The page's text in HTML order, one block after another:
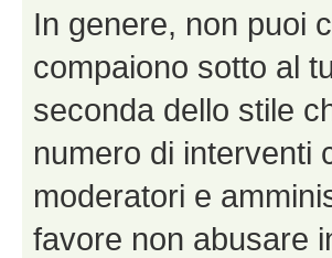
In genere, non puoi
compaiono sotto al
seconda dello stile
numero di interventi
moderatori e
favore non abusare